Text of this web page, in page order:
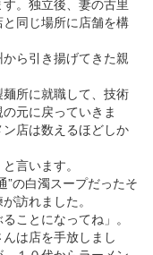
。独立後、妻の古里
同じ場所に店舗を構
ら引き揚げてきた親
所に就職して、技術
元に戻っていきま
店は数えるほどしか
言います。
”の白濁スープだったそ
訪れました。
ことになってね」。
は店を手放しまし